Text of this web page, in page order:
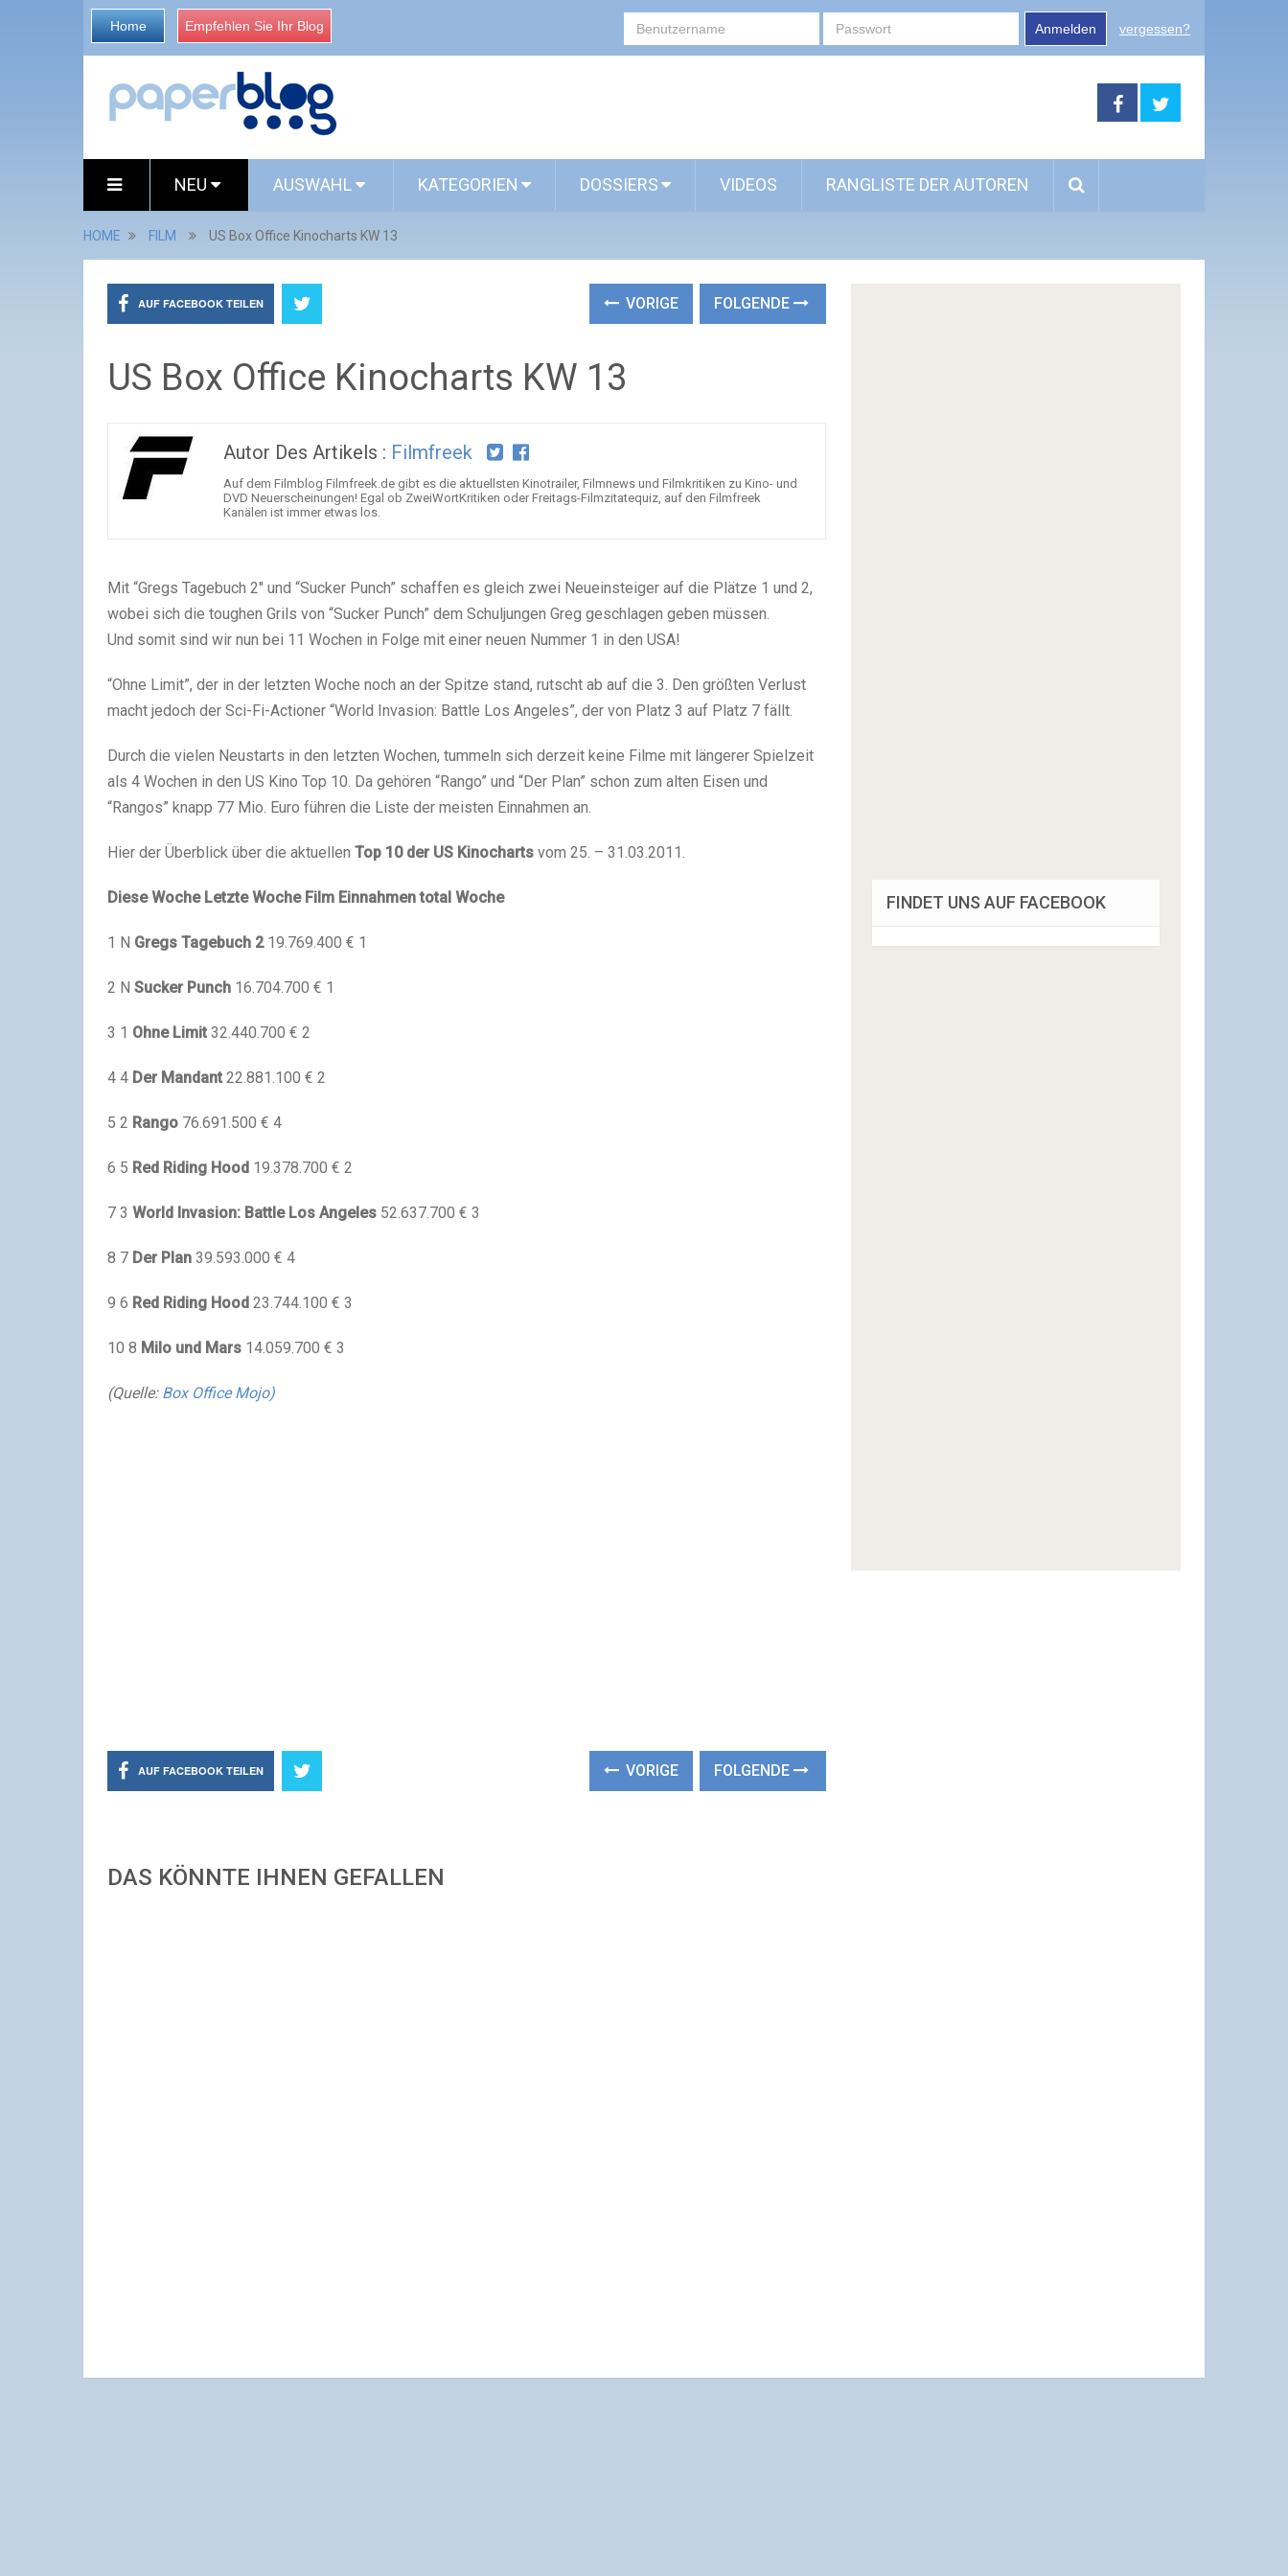
Home Empfehlen Sie Ihr Blog Anmelden vergessen?
NEU AUSWAHL KATEGORIEN DOSSIERS VIDEOS RANGLISTE DER AUTOREN
HOME FILM US Box Office Kinocharts KW 13
AUF FACEBOOK TEILEN VORIGE FOLGENDE
US Box Office Kinocharts KW 13
Autor Des Artikels : Filmfreek
Auf dem Filmblog Filmfreek.de gibt es die aktuellsten Kinotrailer, Filmnews und Filmkritiken zu Kino- und
DVD Neuerscheinungen! Egal ob ZweiWortKritiken oder Freitags-Filmzitatequiz, auf den Filmfreek
Kanälen ist immer etwas los.
Mit “Gregs Tagebuch 2″ und “Sucker Punch” schaffen es gleich zwei Neueinsteiger auf die Plätze 1 und 2,
wobei sich die toughen Grils von “Sucker Punch” dem Schuljungen Greg geschlagen geben müssen.
Und somit sind wir nun bei 11 Wochen in Folge mit einer neuen Nummer 1 in den USA!
“Ohne Limit”, der in der letzten Woche noch an der Spitze stand, rutscht ab auf die 3. Den größten Verlust
macht jedoch der Sci-Fi-Actioner “World Invasion: Battle Los Angeles”, der von Platz 3 auf Platz 7 fällt.
Durch die vielen Neustarts in den letzten Wochen, tummeln sich derzeit keine Filme mit längerer Spielzeit
als 4 Wochen in den US Kino Top 10. Da gehören “Rango” und “Der Plan” schon zum alten Eisen und
“Rangos” knapp 77 Mio. Euro führen die Liste der meisten Einnahmen an.
Hier der Überblick über die aktuellen Top 10 der US Kinocharts vom 25. – 31.03.2011.
Diese Woche Letzte Woche Film Einnahmen total Woche
1 N Gregs Tagebuch 219.769.400 € 1
2 N Sucker Punch 16.704.700 € 1
3 1 Ohne Limit 32.440.700 € 2
4 4 Der Mandant 22.881.100 € 2
5 2 Rango 76.691.500 € 4
6 5 Red Riding Hood 19.378.700 € 2
7 3 World Invasion: Battle Los Angeles 52.637.700 € 3
8 7 Der Plan 39.593.000 € 4
9 6 Red Riding Hood 23.744.100 € 3
10 8 Milo und Mars 14.059.700 € 3
(Quelle: Box Office Mojo)
AUF FACEBOOK TEILEN VORIGE FOLGENDE
DAS KÖNNTE IHNEN GEFALLEN
FINDET UNS AUF FACEBOOK